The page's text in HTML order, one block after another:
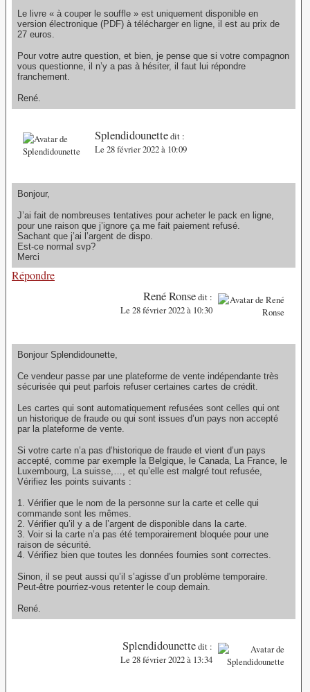
Le livre « à couper le souffle » est uniquement disponible en
version électronique (PDF) à télécharger en ligne, il est au prix de
27 euros.
Pour votre autre question, et bien, je pense que si votre compagnon
vous questionne, il n’y a pas à hésiter, il faut lui répondre
franchement.
René.
Splendidounettedit :
Le 28 février 2022 à 10:09
Bonjour,
J’ai fait de nombreuses tentatives pour acheter le pack en ligne,
pour une raison que j’ignore ça me fait paiement refusé.
Sachant que j’ai l’argent de dispo.
Est-ce normal svp?
Merci
Répondre
René Ronsedit :
Le 28 février 2022 à 10:30
Bonjour Splendidounette,
Ce vendeur passe par une plateforme de vente indépendante très
sécurisée qui peut parfois refuser certaines cartes de crédit.
Les cartes qui sont automatiquement refusées sont celles qui ont
un historique de fraude ou qui sont issues d’un pays non accepté
par la plateforme de vente.
Si votre carte n’a pas d’historique de fraude et vient d’un pays
accepté, comme par exemple la Belgique, le Canada, La France, le
Luxembourg, La suisse,…, et qu’elle est malgré tout refusée,
Vérifiez les points suivants :
1. Vérifier que le nom de la personne sur la carte et celle qui
commande sont les mêmes.
2. Vérifier qu’il y a de l’argent de disponible dans la carte.
3. Voir si la carte n’a pas été temporairement bloquée pour une
raison de sécurité.
4. Vérifiez bien que toutes les données fournies sont correctes.
Sinon, il se peut aussi qu’il s’agisse d’un problème temporaire.
Peut-être pourriez-vous retenter le coup demain.
René.
Splendidounettedit :
Le 28 février 2022 à 13:34